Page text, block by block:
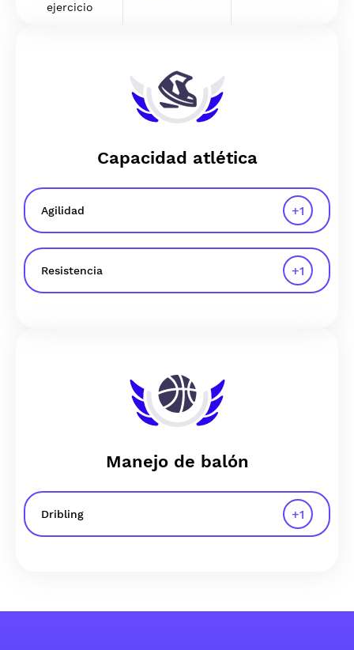
ejercicio
Capacidad atlética
Agilidad +1
Resistencia +1
Manejo de balón
Dribling +1